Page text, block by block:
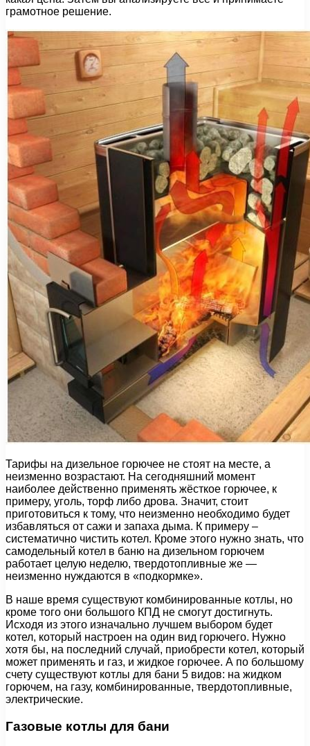
грамотное решение.
Тарифы на дизельное горючее не стоят на месте, а
неизменно возрастают. На сегодняшний момент
наиболее действенно применять жёсткое горючее, к
примеру, уголь, торф либо дрова. Значит, стоит
приготовиться к тому, что неизменно необходимо будет
избавляться от сажи и запаха дыма. К примеру –
систематично чистить котел. Кроме этого нужно знать, что
самодельный котел в баню на дизельном горючем
работает целую неделю, твердотопливные же —
неизменно нуждаются в «подкормке».
В наше время существуют комбинированные котлы, но
кроме того они большого КПД не смогут достигнуть.
Исходя из этого изначально лучшем выбором будет
котел, который настроен на один вид горючего. Нужно
хотя бы, на последний случай, приобрести котел, который
может применять и газ, и жидкое горючее. А по большому
счету существуют котлы для бани 5 видов: на жидком
горючем, на газу, комбинированные, твердотопливные,
электрические.
Газовые котлы для бани